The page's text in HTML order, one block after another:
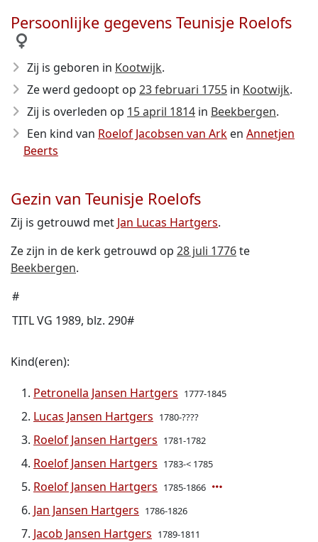
Persoonlijke gegevens Teunisje Roelofs
Zij is geboren in Kootwijk.
Ze werd gedoopt op 23 februari 1755 in Kootwijk.
Zij is overleden op 15 april 1814 in Beekbergen.
Een kind van Roelof Jacobsen van Ark en Annetjen
Beerts
Gezin van Teunisje Roelofs
Zij is getrouwd met Jan Lucas Hartgers.
Ze zijn in de kerk getrouwd op 28 juli 1776te
Beekbergen.
#
TITL VG 1989, blz. 290#
Kind(eren):
Petronella Jansen Hartgers 1777-1845
Lucas Jansen Hartgers 1780-????
Roelof Jansen Hartgers 1781-1782
Roelof Jansen Hartgers 1783-< 1785
Roelof Jansen Hartgers 1785-1866
Jan Jansen Hartgers 1786-1826
Jacob Jansen Hartgers 1789-1811